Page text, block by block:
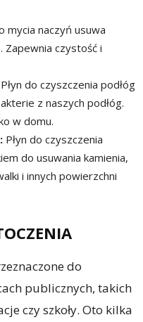
mycia naczyń usuwa
Zapewnia czystość i
Płyn do czyszczenia podłóg
z naszych podłóg.
w domu.
Płyn do czyszczenia
do usuwania kamienia,
i innych powierzchni
do
publicznych, takich
czy szkoły. Oto kilka